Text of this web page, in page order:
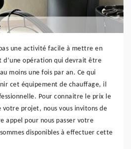
une activité facile à mettre en
d’une opération qui devrait être
moins une fois par an. Ce qui
cet équipement de chauffage, il
Pour connaitre le prix le
votre projet, nous vous invitons de
appel pour nous passer votre
disponibles à effectuer cette